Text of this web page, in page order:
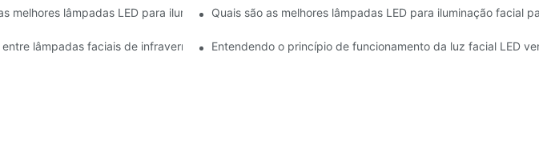
melhores lâmpadas LED para iluminação facial em casaQuais são as melhores lâmpadas LED para iluminação facial
lâmpadas faciais de infravermelho e de LED?Entendendo o princípio de funcionamento da luz facial LED